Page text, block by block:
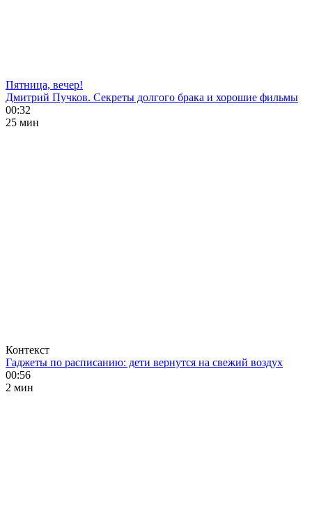
Пятница, вечер!
Дмитрий Пучков. Секреты долгого брака и хорошие фильмы
00:32
25 мин
Контекст
Гаджеты по расписанию: дети вернутся на свежий воздух
00:56
2 мин